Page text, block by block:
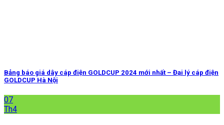
Bảng báo giá dây cáp điện GOLDCUP 2024 mới nhất – Đại lý cáp điện
GOLDCUP Hà Nội
07
Th4